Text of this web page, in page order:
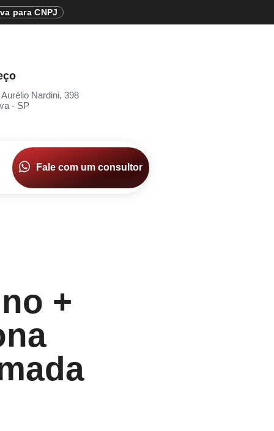
para CNPJ
Nardini, 398
- SP
Fale com um consultor
+